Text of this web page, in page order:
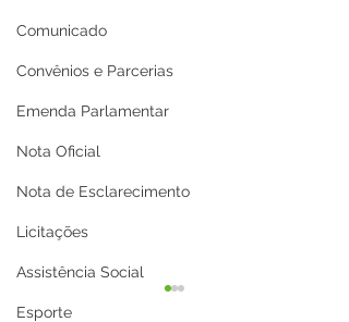
Comunicado
Convênios e Parcerias
Emenda Parlamentar
Nota Oficial
Nota de Esclarecimento
Licitações
Assistência Social
Esporte